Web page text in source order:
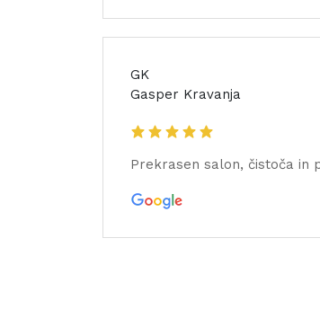
GK
Gasper Kravanja
Prekrasen salon, čistoča in